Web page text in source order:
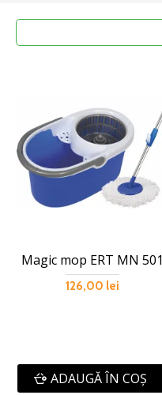
Magic mop ERT MN 501
126,00 lei
ADAUGĂ ÎN COŞ